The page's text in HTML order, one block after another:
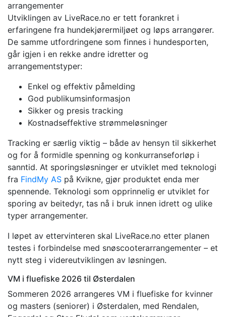
arrangementer
Utviklingen av LiveRace.no er tett forankret i
erfaringene fra hundekjørermiljøet og løps arrangører.
De samme utfordringene som finnes i hundesporten,
går igjen i en rekke andre idretter og
arrangementstyper:
Enkel og effektiv påmelding
God publikumsinformasjon
Sikker og presis tracking
Kostnadseffektive strømmeløsninger
Tracking er særlig viktig – både av hensyn til sikkerhet
og for å formidle spenning og konkurranseforløp i
sanntid. At sporingsløsninger er utviklet med teknologi
fra FindMy AS på Kvikne, gjør produktet enda mer
spennende. Teknologi som opprinnelig er utviklet for
sporing av beitedyr, tas nå i bruk innen idrett og ulike
typer arrangementer.
I løpet av ettervinteren skal LiveRace.no etter planen
testes i forbindelse med snøscooterarrangementer – et
nytt steg i videreutviklingen av løsningen.
VM i fluefiske 2026 til Østerdalen
Sommeren 2026 arrangeres VM i fluefiske for kvinner
og masters (seniorer) i Østerdalen, med Rendalen,